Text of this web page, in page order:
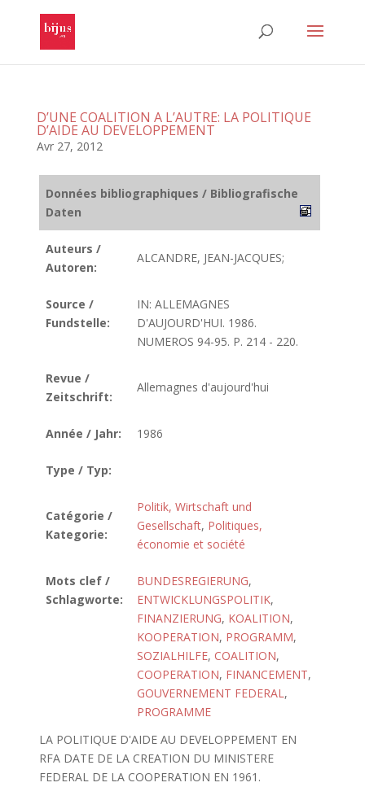
D’UNE COALITION A L’AUTRE: LA POLITIQUE
D’AIDE AU DEVELOPPEMENT
Avr 27, 2012
Données bibliographiques / Bibliografische
Daten
Auteurs /
Autoren:
ALCANDRE, JEAN-JACQUES;
Source /
Fundstelle:
IN: ALLEMAGNES
D'AUJOURD'HUI. 1986.
NUMEROS 94-95. P. 214 - 220.
Revue /
Zeitschrift:
Allemagnes d'aujourd'hui
Année / Jahr: 1986
Type / Typ:
Catégorie /
Kategorie:
Politik, Wirtschaft und
Gesellschaft, Politiques,
économie et société
Mots clef /
Schlagworte:
BUNDESREGIERUNG,
ENTWICKLUNGSPOLITIK,
FINANZIERUNG, KOALITION,
KOOPERATION, PROGRAMM,
SOZIALHILFE, COALITION,
COOPERATION, FINANCEMENT,
GOUVERNEMENT FEDERAL,
PROGRAMME
LA POLITIQUE D'AIDE AU DEVELOPPEMENT EN
RFA DATE DE LA CREATION DU MINISTERE
FEDERAL DE LA COOPERATION EN 1961.